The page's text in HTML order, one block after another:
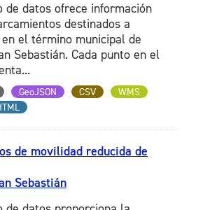
de datos ofrece información
destinados a
el término municipal de
Sebastián. Cada punto en el
GeoJSON CSV
WMS
de movilidad reducida de
Sebastián